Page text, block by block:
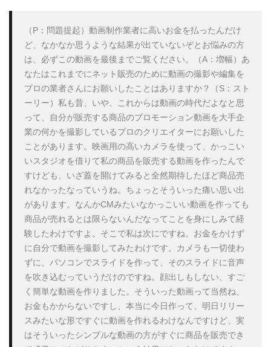
（P：問題提起）動画制作業者に高いお金を払ったんだけ
ど、なかなか思うような結果が出ていないぞとお悩みの方
は、必ずこの動画を最後までご覧ください。（A：増幅）あ
なたはこれまでにネット販売のために動画の撮影や編集を
プロの業者さんにお願いしたことはありますか？（S：スト
ーリー）私も昔、いや、これからは動画の時代だよなと思
って、自分が販売する商品のプロモーション動画を大手企
業の何かを撮影しているプロのクリエイターにお願いした
ことがあります。映画用の高いカメラを使って、かっこい
いスタジオを借りて私の商品を販売する動画を作ったんで
すけども、いざ蓋を開けてみると全然期待したほど商品売
れなかったなっていうね。ちょっとそういった痛い思い出
があります。なんかCMみたいなかっこいい動画を作っても
商品が売れるとは限らないんだなってことを身にしみて経
験したわけですよ。そこで私は次にですね、お金をかけず
に自分で動画を撮影してみたわけです。カメラも一切使わ
ずに、パソコンでスライドを作って、そのスライドに音声
を吹き込むっていうだけのですね。顔出しもしない、すご
く簡単な動画を作りました。そういった動画って当然ね、
お金もかからないですし、本当に今日作って、明日リリー
スみたいな形ですぐに動画を作れるわけなんですけど、実
はそういったシンプルな動画の方がすぐに商品を販売でき